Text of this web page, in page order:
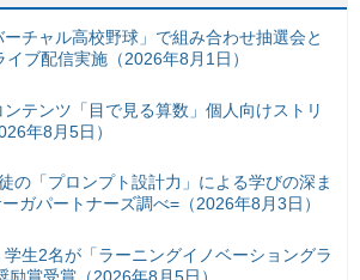
チャル高校野球」で組み合わせ抽選会と
ブ配信実施（2026年8月1日）
テンツ「目で見る算数」個人向けストリ
年8月5日）
の「プロンプト設計力」による学びの深ま
ガパートナーズ調べ=（2026年8月3日）
生2名が「ラーニングイノベーショングラ